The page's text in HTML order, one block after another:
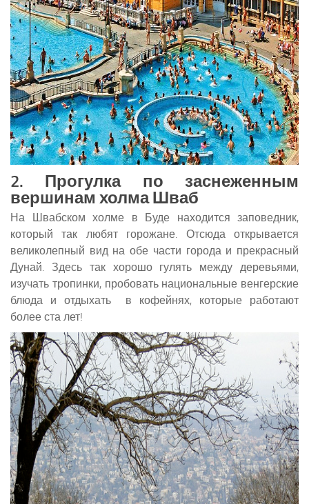
2. Прогулка по заснеженным
вершинам холма Шваб
На Швабском холме в Буде находится заповедник,
который так любят горожане. Отсюда открывается
великолепный вид на обе части города и прекрасный
Дунай. Здесь так хорошо гулять между деревьями,
изучать тропинки, пробовать национальные венгерские
блюда и отдыхать в кофейнях, которые работают
более ста лет!